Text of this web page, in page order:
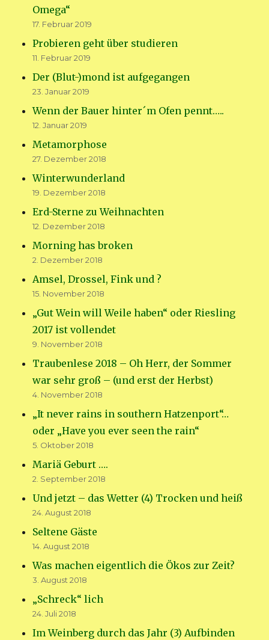
Omega“
17. Februar 2019
Probieren geht über studieren
11. Februar 2019
Der (Blut-)mond ist aufgegangen
23. Januar 2019
Wenn der Bauer hinter´m Ofen pennt…..
12. Januar 2019
Metamorphose
27. Dezember 2018
Winterwunderland
19. Dezember 2018
Erd-Sterne zu Weihnachten
12. Dezember 2018
Morning has broken
2. Dezember 2018
Amsel, Drossel, Fink und ?
15. November 2018
„Gut Wein will Weile haben“ oder Riesling
2017 ist vollendet
9. November 2018
Traubenlese 2018 – Oh Herr, der Sommer
war sehr groß – (und erst der Herbst)
4. November 2018
„It never rains in southern Hatzenport“…
oder „Have you ever seen the rain“
5. Oktober 2018
Mariä Geburt ….
2. September 2018
Und jetzt – das Wetter (4) Trocken und heiß
24. August 2018
Seltene Gäste
14. August 2018
Was machen eigentlich die Ökos zur Zeit?
3. August 2018
„Schreck“ lich
24. Juli 2018
Im Weinberg durch das Jahr (3) Aufbinden